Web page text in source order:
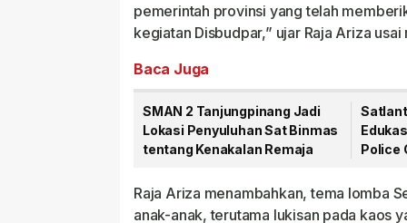
pemerintah provinsi yang telah
kegiatan Disbudpar,” ujar Raja Ariza
Baca Juga
SMAN 2 Tanjungpinang Jadi
Lokasi Penyuluhan Sat Binmas
tentang Kenakalan Remaja
Police
Raja Ariza menambahkan, tema lomba
anak-anak, terutama lukisan pada kaos